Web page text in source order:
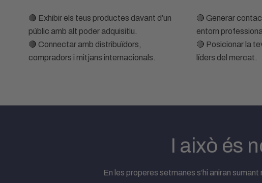
🔴 Exhibir els teus productes davant d’un
públic amb alt poder adquisitiu.
🔴 Connectar amb distribuïdors,
compradors i mitjans internacionals.
🔴 Generar
entorn
🔴 Posicionar la
líders del mercat.
I això és
En les properes setmanes s’hi aniran